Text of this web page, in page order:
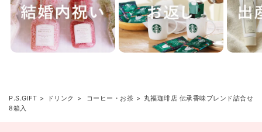
P.S.GIFT ドリンク コーヒー・お茶
丸福珈琲店 伝承香味ブレンド詰合せ
8箱入